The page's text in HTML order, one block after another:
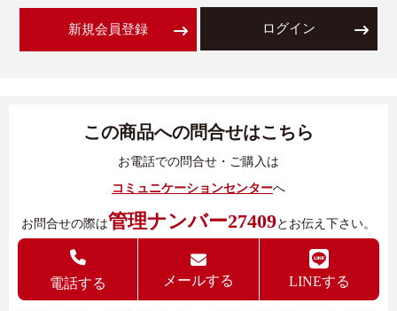
新規会員登録 ログイン
この商品への問合せはこちら
お電話での問合せ・ご購入は
コミュニケーションセンターへ
お問合せの際は管理ナンバー27409とお伝え下さい。
電話する メールする LINEする